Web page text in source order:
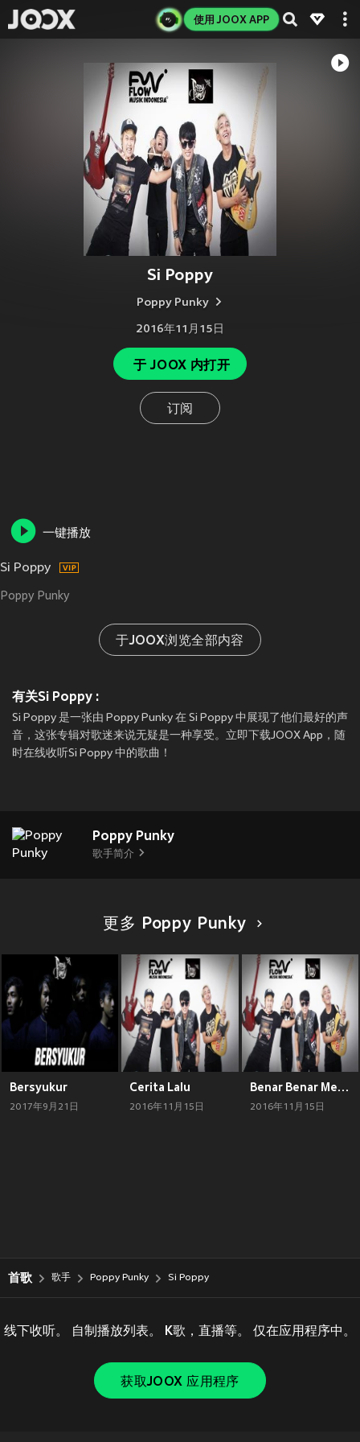
使用 JOOX APP
Si Poppy
Poppy Punky
2016年11月15日
于 JOOX 内打开
订阅
一键播放
Si Poppy
Poppy Punky
于JOOX浏览全部内容
有关Si Poppy :
Si Poppy 是一张由 Poppy Punky 在 Si Poppy 中展现了他们最好的声
音，这张专辑对歌迷来说无疑是一种享受。立即下载JOOX App，随
时在线收听Si Poppy 中的歌曲！
Poppy Punky
歌手简介
更多 Poppy Punky
Bersyukur
2017年9月21日
Cerita Lalu
2016年11月15日
Benar Benar Mencintai
2016年11月15日
首歌 歌手 Poppy Punky Si Poppy
线下收听。 自制播放列表。 K歌，直播等。 仅在应用程序中。
获取JOOX 应用程序